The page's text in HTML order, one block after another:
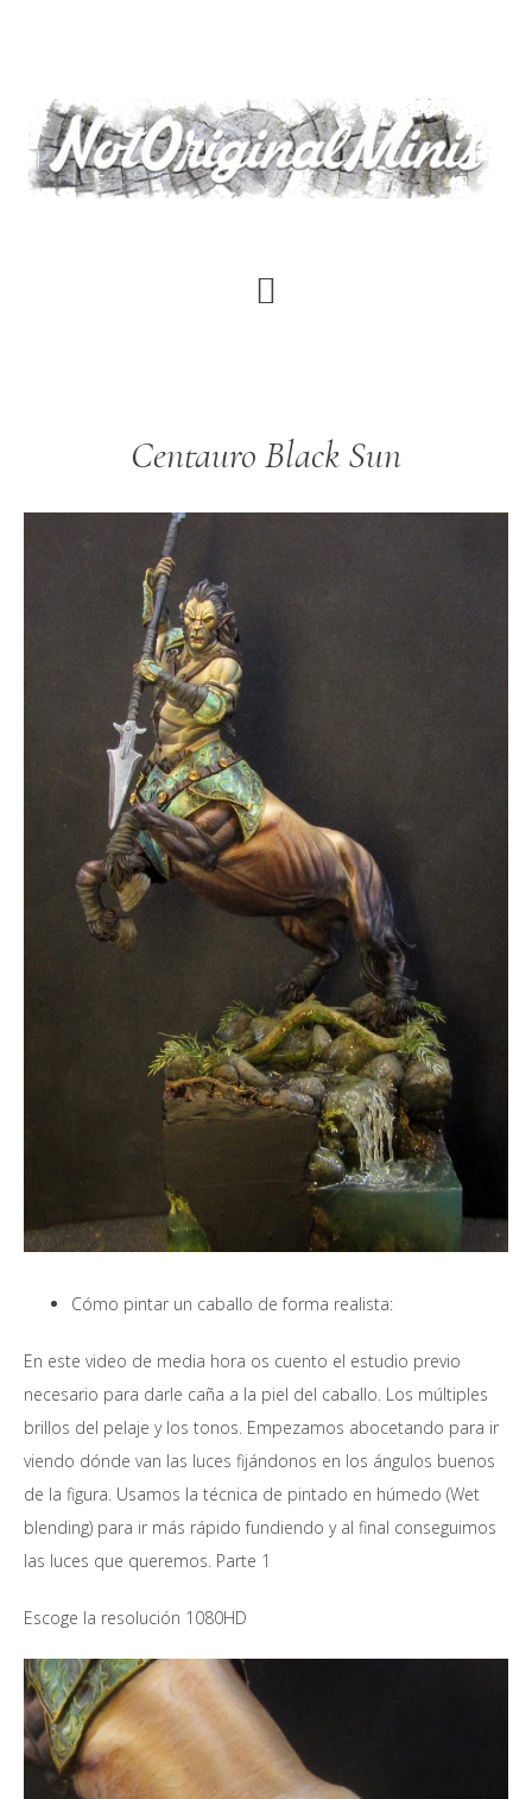
principal
Centauro Black Sun
Cómo pintar un caballo de forma realista:
En este video de media hora os cuento el estudio previo
necesario para darle caña a la piel del caballo. Los múltiples
brillos del pelaje y los tonos. Empezamos abocetando para ir
viendo dónde van las luces fijándonos en los ángulos buenos
de la figura. Usamos la técnica de pintado en húmedo (Wet
blending) para ir más rápido fundiendo y al final conseguimos
las luces que queremos. Parte 1
Escoge la resolución 1080HD